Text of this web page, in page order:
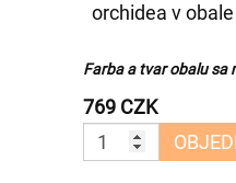
orchidea v
Farba a tvar obalu sa
769 CZK